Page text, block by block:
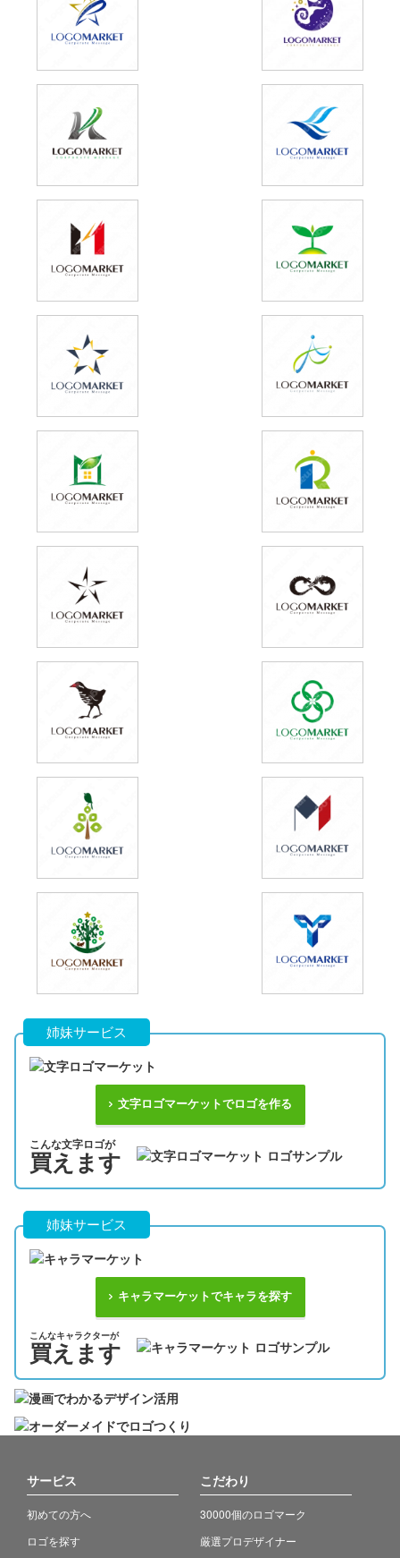
姉妹サービス
文字ロゴマーケットでロゴを作る
こんな文字ロゴが
買えます
姉妹サービス
キャラマーケットでキャラを探す
こんなキャラクターが
買えます
サービス
初めての方へ
ロゴを探す
こだわり
30000個のロゴマーク
厳選プロデザイナー